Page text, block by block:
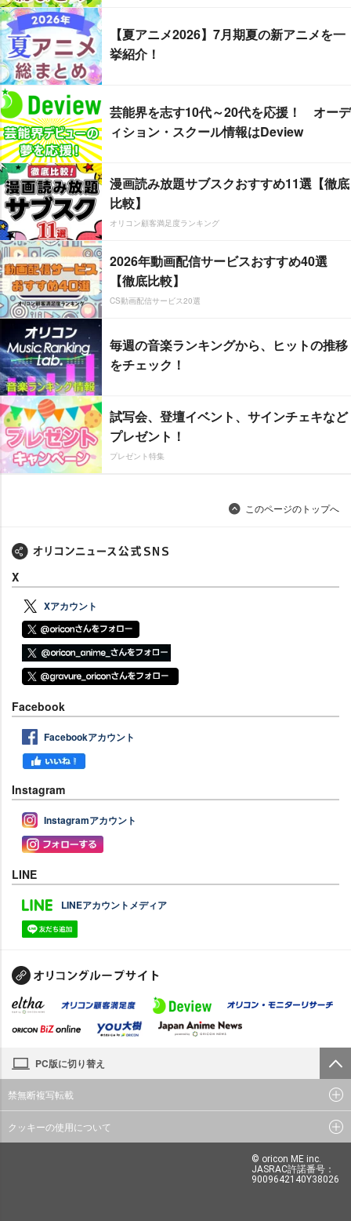
【夏アニメ2026】7月期夏の新アニメを一
挙紹介！
芸能界を志す10代～20代を応援！ オーデ
ィション・スクール情報はDeview
漫画読み放題サブスクおすすめ11選【徹底
比較】
オリコン顧客満足度ランキング
2026年動画配信サービスおすすめ40選
【徹底比較】
CS動画配信サービス20選
毎週の音楽ランキングから、ヒットの推移
をチェック！
試写会、登壇イベント、サインチェキなど
プレゼント！
プレゼント特集
このページのトップへ
X
Xアカウント
Facebook
Facebookアカウント
Instagram
Instagramアカウント
LINE
LINEアカウントメディア
PC版に切り替え
禁無断複写転載
クッキーの使用について
© oricon ME inc.
JASRAC許諾番号：
9009642140Y38026